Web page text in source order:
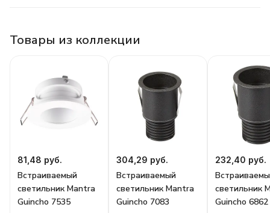
Товары из коллекции
81,48 руб.
Встраиваемый
светильник Mantra
Guincho 7535
304,29 руб.
Встраиваемый
светильник Mantra
Guincho 7083
232,40 руб.
светильник
Guincho 6862